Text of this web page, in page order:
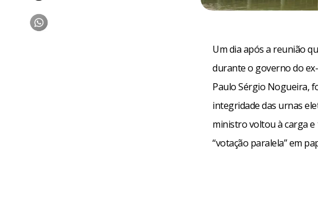
Um dia após a reunião
durante o governo do
Paulo Sérgio Nogueira,
integridade das urnas
ministro voltou à carga
“votação paralela” em